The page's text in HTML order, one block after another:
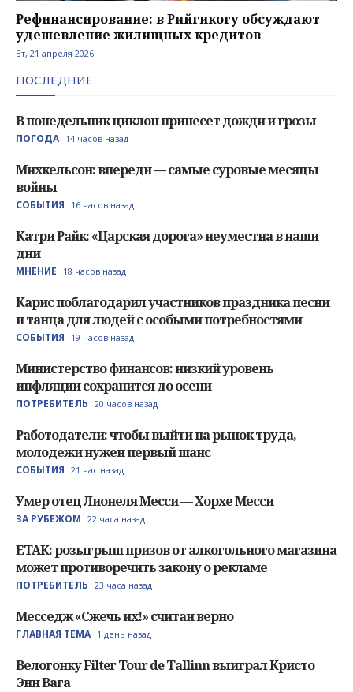
Рефинансирование: в Рийгикогу обсуждают
удешевление жилищных кредитов
Вт, 21 апреля 2026
ПОСЛЕДНИЕ
В понедельник циклон принесет дожди и грозы
ПОГОДА 14 часов назад
Михкельсон: впереди — самые суровые месяцы
войны
СОБЫТИЯ 16 часов назад
Катри Райк: «Царская дорога» неуместна в наши
дни
МНЕНИЕ 18 часов назад
Карис поблагодарил участников праздника песни
и танца для людей с особыми потребностями
СОБЫТИЯ 19 часов назад
Министерство финансов: низкий уровень
инфляции сохранится до осени
ПОТРЕБИТЕЛЬ 20 часов назад
Работодатели: чтобы выйти на рынок труда,
молодежи нужен первый шанс
СОБЫТИЯ 21 час назад
Умер отец Лионеля Месси — Хорхе Месси
ЗА РУБЕЖОМ 22 часа назад
ETAK: розыгрыш призов от алкогольного магазина
может противоречить закону о рекламе
ПОТРЕБИТЕЛЬ 23 часа назад
Месседж «Сжечь их!» считан верно
ГЛАВНАЯ ТЕМА 1 день назад
Велогонку Filter Tour de Tallinn выиграл Кристо
Энн Вага